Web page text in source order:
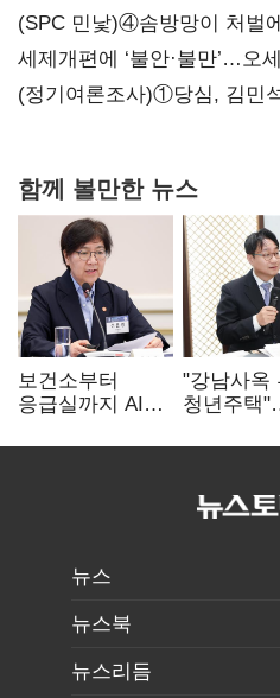
대전’
(SPC 민낯)④솜방망이 처벌
세제개편에 ‘불안·불만’…오
힘들어질 것"
(정기여론조사)①당심, 김민
함께 볼만한 뉴스
보건소부터
응급실까지 AI
혁신 본격화
"강남사옥
청년주택
뉴스
뉴스북
뉴스리듬